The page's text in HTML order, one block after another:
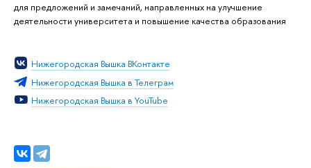
для предложений и замечаний, направленных на улучшение
деятельности университета и повышение качества образования
Нижегородская Вышка ВКонтакте
Нижегородская Вышка в Телеграм
Нижегородская Вышка в YouTube